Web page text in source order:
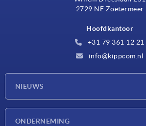
2729 NE Zoetermeer
Hoofdkantoor
+31 79 361 12 21
info@kippcom.nl
NIEUWS
ONDERNEMING